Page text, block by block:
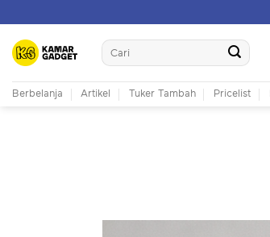
content
Search
for:
Berbelanja Artikel Tuker Tambah Pricelist